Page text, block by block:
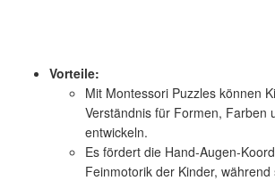
Vorteile:
Mit Montessori Puzzles können
Verständnis für Formen, Farben
entwickeln.
Es fördert die Hand-Augen-
Feinmotorik der Kinder,